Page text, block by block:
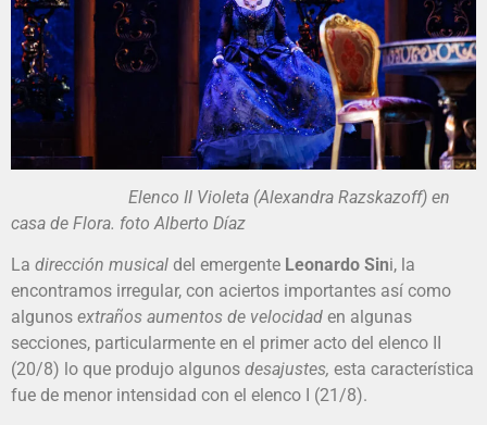
Elenco II Violeta (Alexandra Razskazoff) en
casa de Flora. foto Alberto Díaz
La dirección musical del emergente Leonardo Sini, la
encontramos irregular, con aciertos importantes así como
algunos extraños aumentos de velocidad en algunas
secciones, particularmente en el primer acto del elenco II
(20/8) lo que produjo algunos desajustes, esta característica
fue de menor intensidad con el elenco I (21/8).